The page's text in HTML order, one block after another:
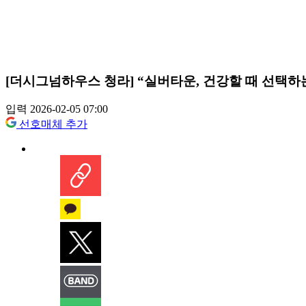
[더시그넘하우스 청라] “실버타운, 건강할 때 선택
입력 2026-02-05 07:00
선호매체 추가